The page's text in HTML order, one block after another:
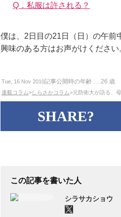
Q．私服は許される？
僕は、2日目の21日（日）の午前
興味のある方はお声がけください
Tue, 16 Nov 2010記事公開時の年齢 … 26 歳
連載コラム>しらさかコラム>元防衛大が語る、
SHARE?
この記事を書いた人
シラサカショウ